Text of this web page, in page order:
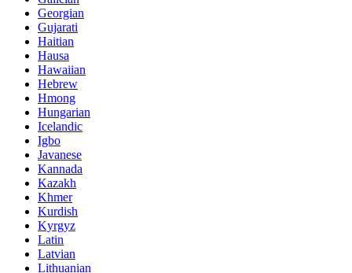
Georgian
Gujarati
Haitian
Hausa
Hawaiian
Hebrew
Hmong
Hungarian
Icelandic
Igbo
Javanese
Kannada
Kazakh
Khmer
Kurdish
Kyrgyz
Latin
Latvian
Lithuanian